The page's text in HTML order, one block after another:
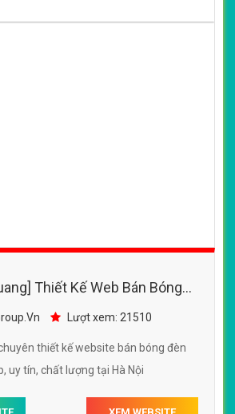
Thiết Kế Web Bán Bóng
đẹp, chuyên nghiệp chuẩn
Lượt xem: 21510
thiết kế website bán bóng đèn
uy tín, chất lượng tại Hà Nội